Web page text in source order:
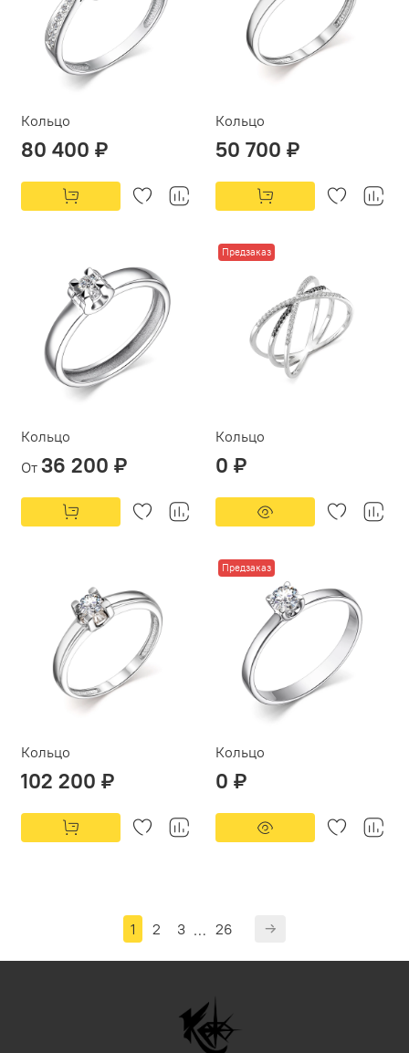
Кольцо
80 400 ₽
Кольцо
50 700 ₽
Кольцо
От 36 200 ₽
Предзаказ
Кольцо
0 ₽
Кольцо
102 200 ₽
Предзаказ
Кольцо
0 ₽
1 2 3 … 26